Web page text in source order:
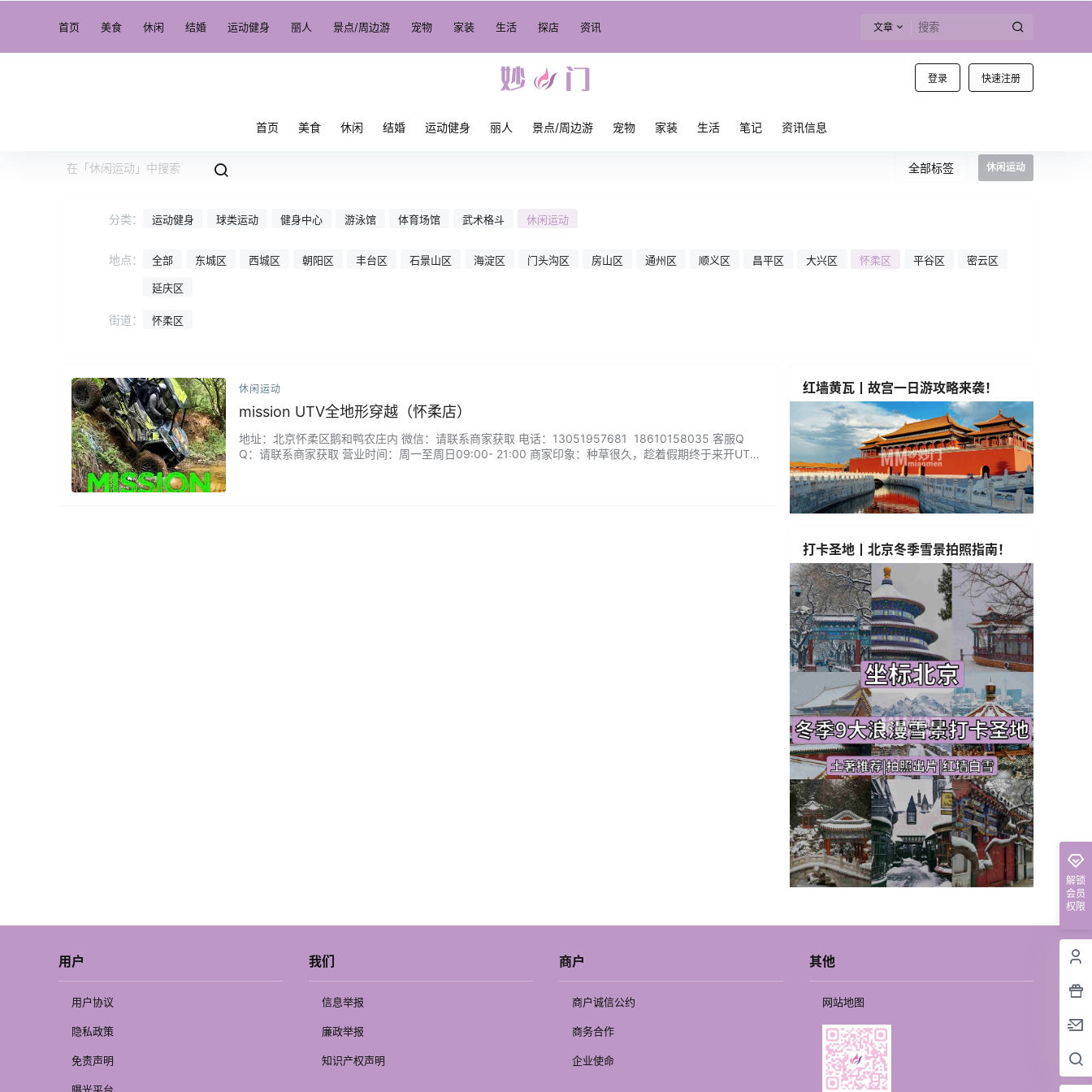
首页 美食 休闲 结婚 运动健身 丽人 景点/周边游 宠物 家装 生活 探店 资讯 文章
登录 快速注册
首页 美食 休闲 结婚 运动健身 丽人 景点/周边游 宠物 家装 生活 笔记 资讯信息
全部标签 休闲运动
分类： 运动健身 球类运动 健身中心 游泳馆 体育场馆 武术格斗 休闲运动
地点： 全部 东城区 西城区 朝阳区 丰台区 石景山区 海淀区 门头沟区 房山区 通州区 顺义区 昌平区 大兴区 怀柔区 平谷区 密云区
延庆区
街道： 怀柔区
休闲运动
mission UTV全地形穿越（怀柔店）
地址：北京怀柔区鹅和鸭农庄内 微信：请联系商家获取 电话：13051957681 18610158035 客服Q
Q：请联系商家获取 营业时间：周一至周日09:00- 21:00 商家印象：种草很久，趁着假期终于来开UTV
红墙黄瓦丨故宫一日游攻略来袭！
打卡圣地丨北京冬季雪景拍照指南！
解锁
会员
权限
用户
用户协议
隐私政策
免责声明
我们
信息举报
廉政举报
知识产权声明
商户
商户诚信公约
商务合作
企业使命
其他
网站地图